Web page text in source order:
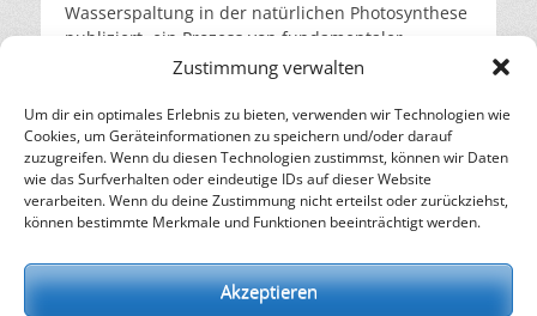
Zustimmung verwalten
Um dir ein optimales Erlebnis zu bieten, verwenden wir Technologien wie
Cookies, um Geräteinformationen zu speichern und/oder darauf
zuzugreifen. Wenn du diesen Technologien zustimmst, können wir Daten
wie das Surfverhalten oder eindeutige IDs auf dieser Website
verarbeiten. Wenn du deine Zustimmung nicht erteilst oder zurückziehst,
können bestimmte Merkmale und Funktionen beeinträchtigt werden.
Akzeptieren
Wasserspaltung in der natürlichen Photosynthese
publiziert, ein Prozess von fundamentaler
Bedeutung für das Leben auf der Erde. Die
Entwicklung von CO 2-freien solaren Brennstoffen.
weiterlesen…
– Energie für die Zukunft –
Nachhaltigkeit, Kreislaufwirtschaft,
Erneuerbare Energien, Klimawandel und Energiewende.